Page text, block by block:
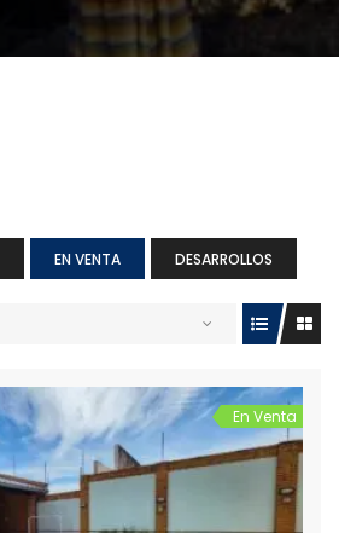
EN VENTA DESARROLLOS
En Venta